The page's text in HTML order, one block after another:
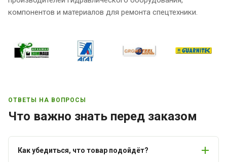
компонентов и материалов для ремонта спецтехники.
ОТВЕТЫ НА ВОПРОСЫ
Что важно знать перед заказом
Как убедиться, что товар подойдёт?